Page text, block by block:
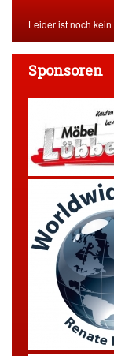
Leider ist noch
Sponsoren